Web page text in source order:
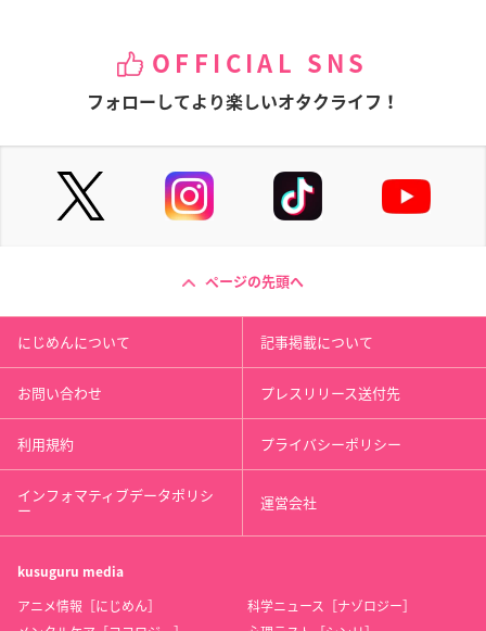
OFFICIAL SNS
フォローしてより楽しいオタクライフ！
ページの先頭へ
にじめんについて 記事掲載について
お問い合わせ プレスリリース送付先
利用規約 プライバシーポリシー
インフォマティブデータポリシ
ー 運営会社
kusuguru media
アニメ情報［にじめん］
科学ニュース［ナゾロジー］